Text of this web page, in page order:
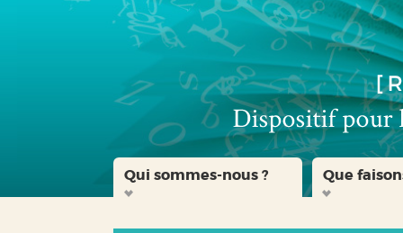
Qui sommes-nous ? Que